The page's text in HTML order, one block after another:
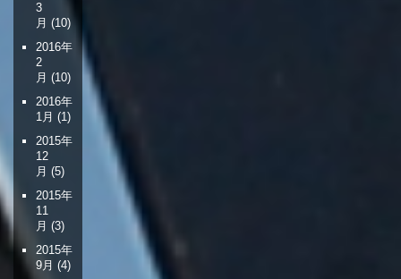
3
月 (10)
2016年
2
月 (10)
2016年
1月 (1)
2015年
12
月 (5)
2015年
11
月 (3)
2015年
9月 (4)